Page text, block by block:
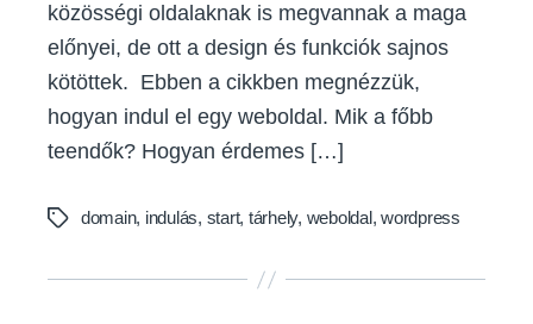
közösségi oldalaknak is megvannak a maga
előnyei, de ott a design és funkciók sajnos
kötöttek. Ebben a cikkben megnézzük,
hogyan indul el egy weboldal. Mik a főbb
teendők? Hogyan érdemes […]
Tagsdomain, indulás, start, tárhely, weboldal,wordpress